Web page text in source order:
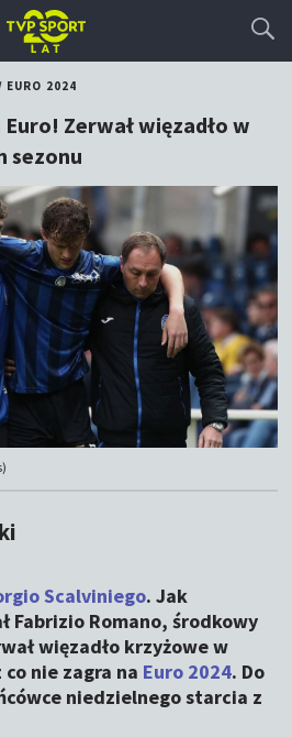
EURO 2024
Zerwał więzadło w
sezonu
Scalviniego. Jak
Fabrizio Romano, środkowy
więzadło krzyżowe w
nie zagra na Euro 2024. Do
niedzielnego starcia z